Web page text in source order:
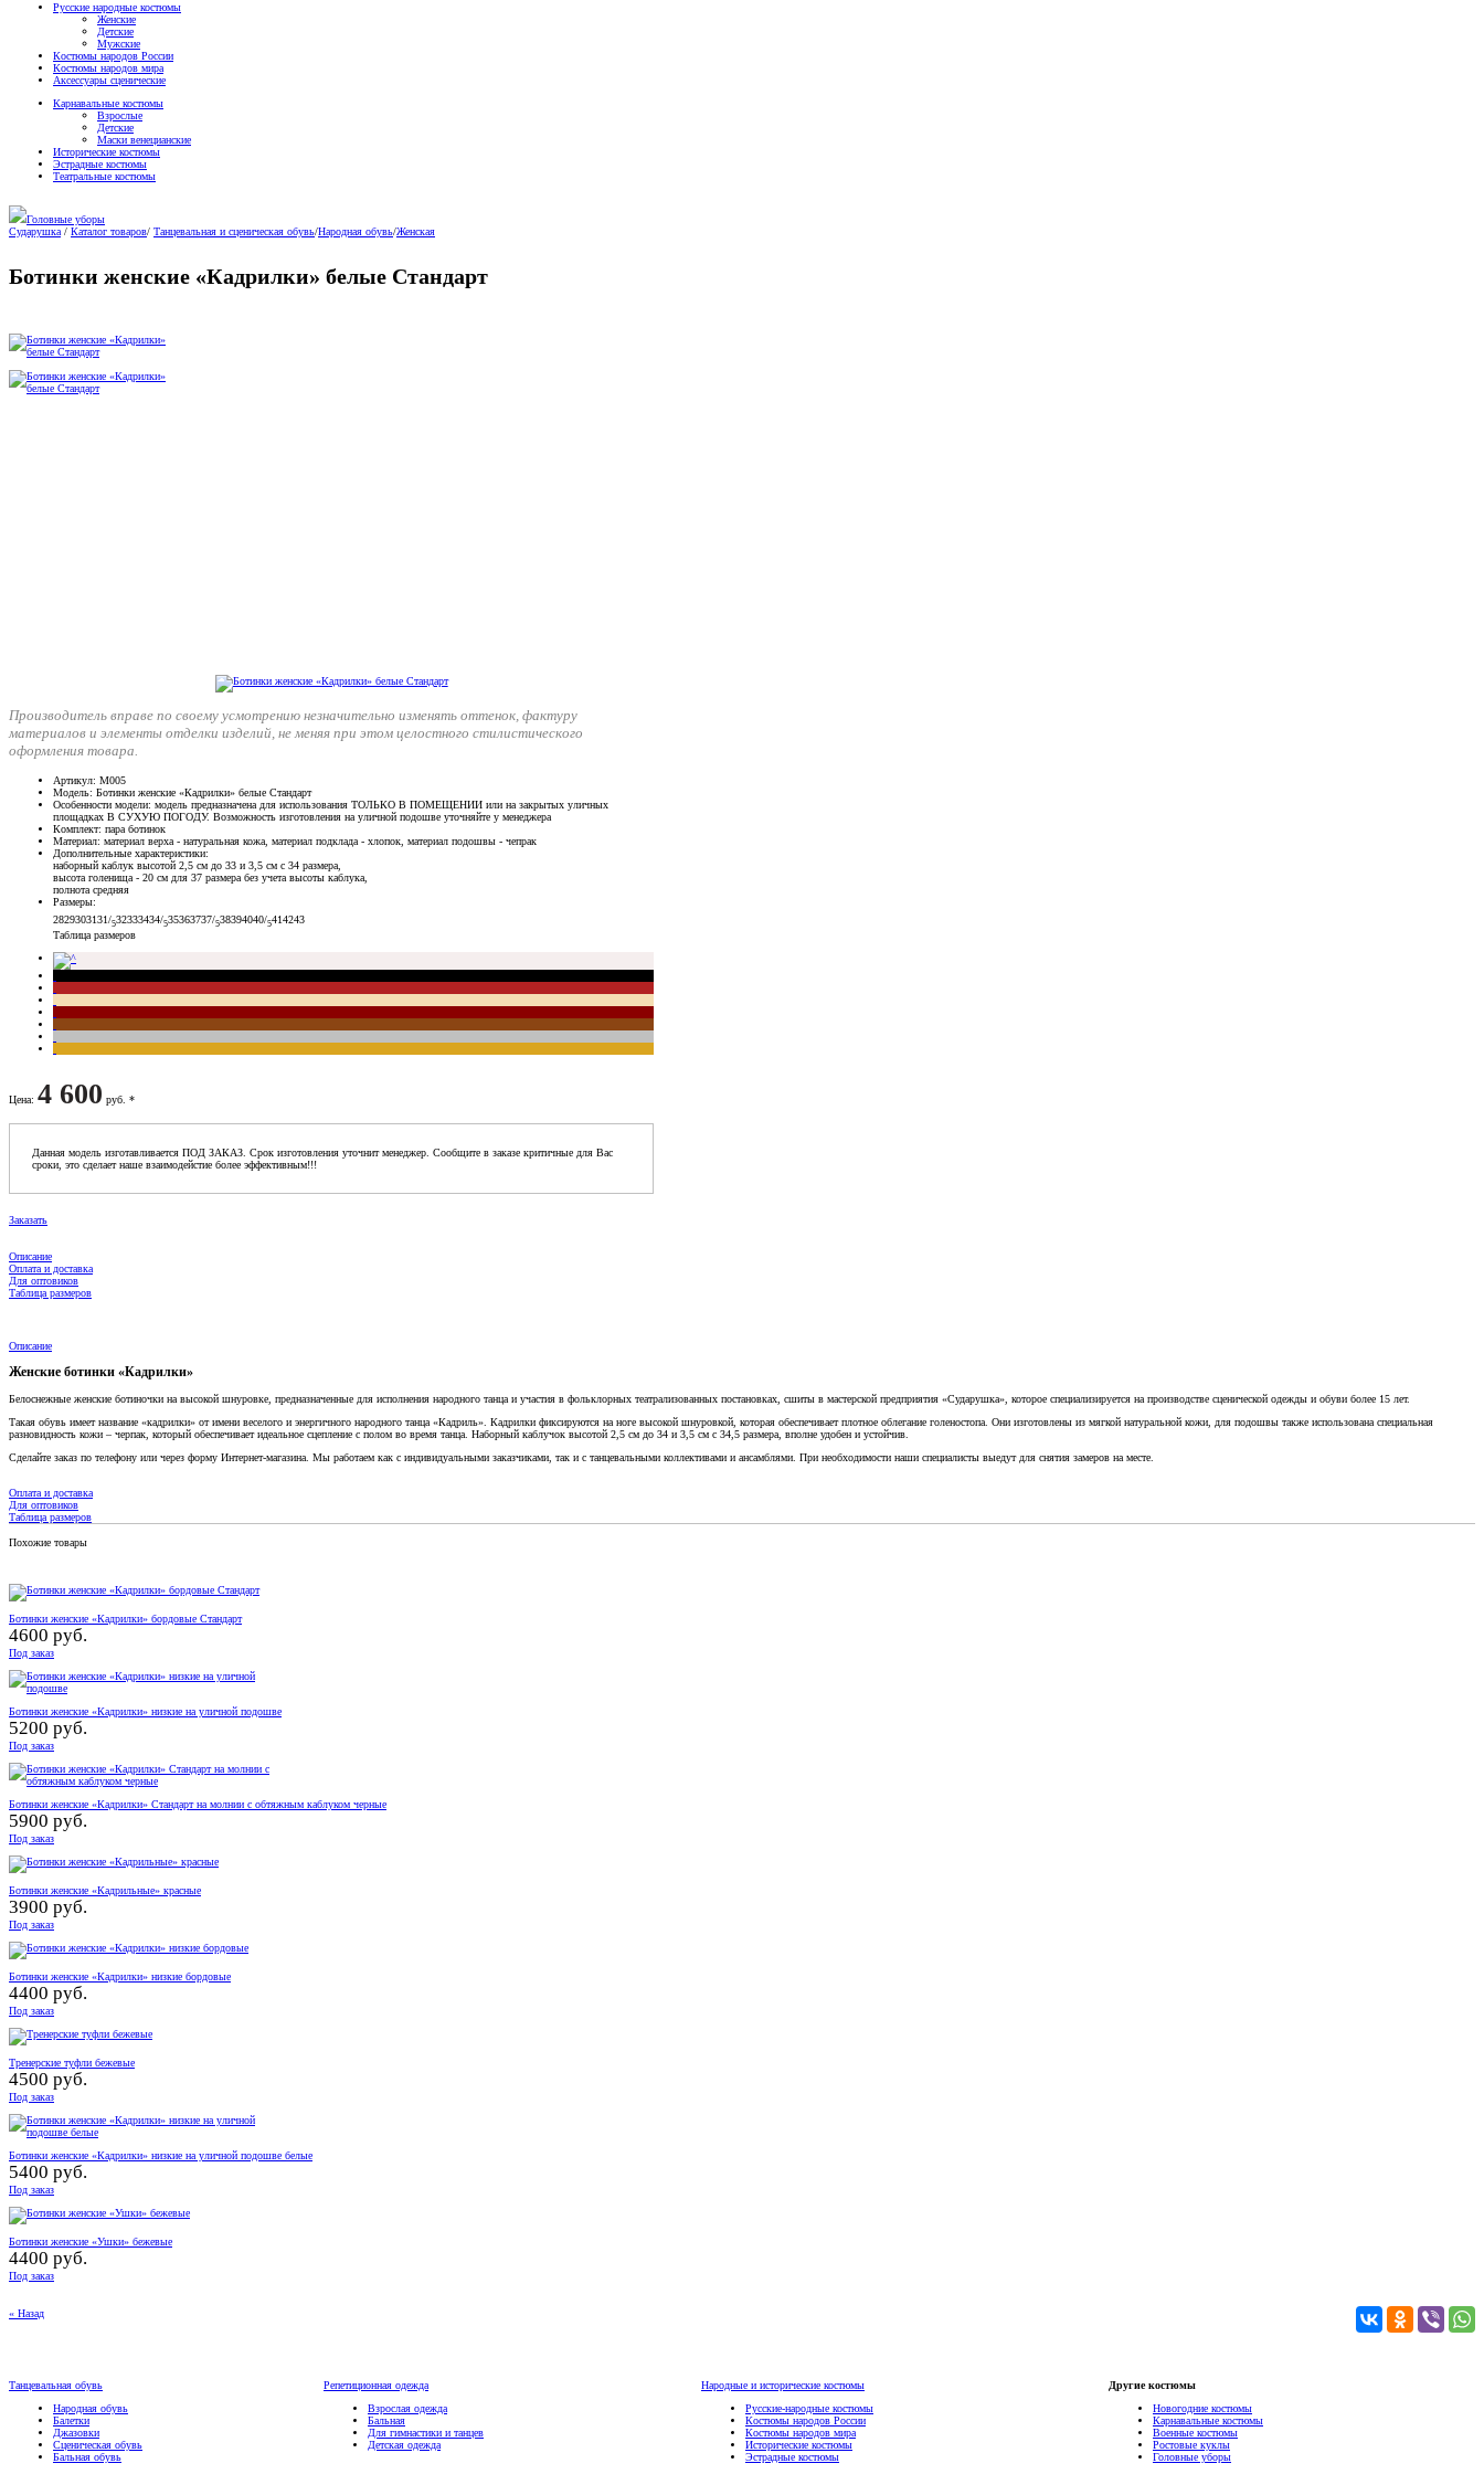
Русские народные костюмы
Женские
Детские
Мужские
Костюмы народов России
Костюмы народов мира
Аксессуары сценические
Карнавальные костюмы
Взрослые
Детские
Маски венецианские
Исторические костюмы
Эстрадные костюмы
Театральные костюмы
Головные уборы
Сударушка / Каталог товаров/ Танцевальная и сценическая обувь/Народная обувь/Женская
Ботинки женские «Кадрилки» белые Стандарт
Производитель вправе по своему усмотрению незначительно изменять оттенок, фактуру
материалов и элементы отделки изделий, не меняя при этом целостного стилистического
оформления товара.
Артикул: М005
Модель: Ботинки женские «Кадрилки» белые Стандарт
Особенности модели: модель предназначена для использования ТОЛЬКО В ПОМЕЩЕНИИ или на закрытых уличных
площадках В СУХУЮ ПОГОДУ. Возможность изготовления на уличной подошве уточняйте у менеджера
Комплект: пара ботинок
Материал: материал верха - натуральная кожа, материал подклада - хлопок, материал подошвы - чепрак
Дополнительные характеристики:
наборный каблук высотой 2,5 см до 33 и 3,5 см с 34 размера,
высота голенища - 20 см для 37 размера без учета высоты каблука,
полнота средняя
Размеры:
2829303131/532333434/535363737/538394040/5414243
Таблица размеров
Цена: 4 600 руб. *
Данная модель изготавливается ПОД ЗАКАЗ. Срок изготовления уточнит менеджер. Сообщите в заказе критичные для Вас
сроки, это сделает наше взаимодейстие более эффективным!!!
Заказать
Описание
Оплата и доставка
Для оптовиков
Таблица размеров
Описание
Женские ботинки «Кадрилки»
Белоснежные женские ботиночки на высокой шнуровке, предназначенные для исполнения народного танца и участия в фольклорных театрализованных постановках, сшиты в мастерской предприятия «Сударушка», которое специализируется на производстве сценической одежды и обуви более 15 лет.
Такая обувь имеет название «кадрилки» от имени веселого и энергичного народного танца «Кадриль». Кадрилки фиксируются на ноге высокой шнуровкой, которая обеспечивает плотное облегание голеностопа. Они изготовлены из мягкой натуральной кожи, для подошвы также использована специальная
разновидность кожи – черпак, который обеспечивает идеальное сцепление с полом во время танца. Наборный каблучок высотой 2,5 см до 34 и 3,5 см с 34,5 размера, вполне удобен и устойчив.
Сделайте заказ по телефону или через форму Интернет-магазина. Мы работаем как с индивидуальными заказчиками, так и с танцевальными коллективами и ансамблями. При необходимости наши специалисты выедут для снятия замеров на месте.
Оплата и доставка
Для оптовиков
Таблица размеров
Похожие товары
Ботинки женские «Кадрилки» бордовые Стандарт
4600 руб.
Под заказ
Ботинки женские «Кадрилки» низкие на уличной подошве
5200 руб.
Под заказ
Ботинки женские «Кадрилки» Стандарт на молнии с обтяжным каблуком черные
5900 руб.
Под заказ
Ботинки женские «Кадрильные» красные
3900 руб.
Под заказ
Ботинки женские «Кадрилки» низкие бордовые
4400 руб.
Под заказ
Тренерские туфли бежевые
4500 руб.
Под заказ
Ботинки женские «Кадрилки» низкие на уличной подошве белые
5400 руб.
Под заказ
Ботинки женские «Ушки» бежевые
4400 руб.
Под заказ
« Назад
Танцевальная обувь
Народная обувь
Балетки
Джазовки
Сценическая обувь
Бальная обувь
Репетиционная одежда
Взрослая одежда
Бальная
Для гимнастики и танцев
Детская одежда
Народные и исторические костюмы
Русские-народные костюмы
Костюмы народов России
Костюмы народов мира
Исторические костюмы
Эстрадные костюмы
Другие костюмы
Новогодние костюмы
Карнавальные костюмы
Военные костюмы
Ростовые куклы
Головные уборы